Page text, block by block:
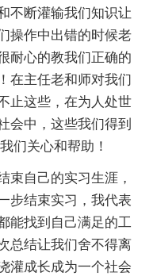
不断灌输我们知识让
操作中出错的时候老
耐心的教我们正确的
在主任老和师对我们
止这些，在为人处世
会中，这些我们得到
们关心和帮助！
束自己的实习生涯，
步结束实习，我代表
能找到自己满足的工
总结让我们舍不得离
灌成长成为一个社会